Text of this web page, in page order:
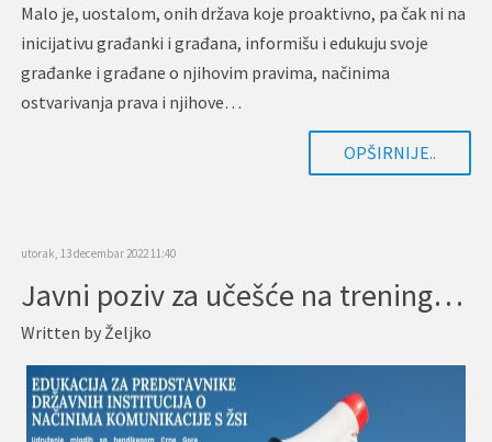
Malo je, uostalom, onih država koje proaktivno, pa čak ni na
inicijativu građanki i građana, informišu i edukuju svoje
građanke i građane o njihovim pravima, načinima
ostvarivanja prava i njihove…
OPŠIRNIJE..
utorak, 13 decembar 2022 11:40
Javni poziv za učešće na treningu za predstavnike/ce državnih institucija o načinima komunikacije i pružanja usluga ŽSI s iskustvom nasilja
Written by Željko